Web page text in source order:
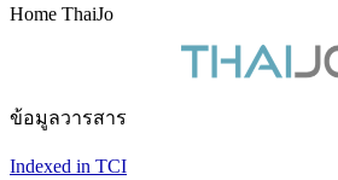
Home ThaiJo
ข้อมูลวารสาร
Indexed in TCI